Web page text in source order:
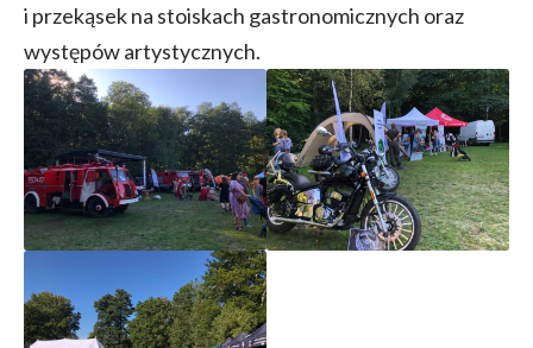
i przekąsek na stoiskach gastronomicznych oraz
występów artystycznych.